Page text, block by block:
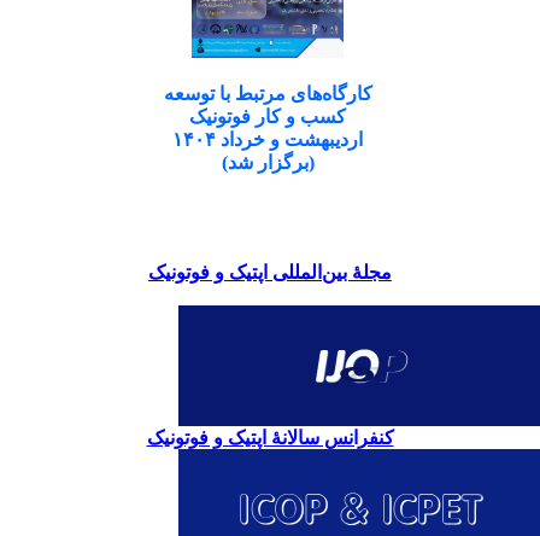
کارگاه‌های مرتبط با توسعه
کسب و کار فوتونیک
اردیبهشت و خرداد ۱۴۰۴
(برگزار شد)
مجلۀ بین‌المللی اپتیک و فوتونیک
کنفرانس سالانۀ اپتیک و فوتونیک